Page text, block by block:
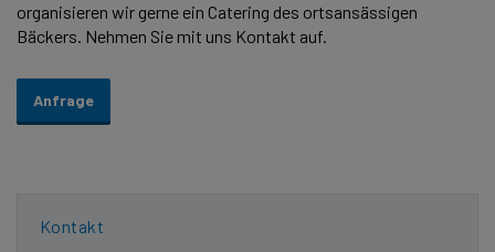
organisieren wir gerne ein Catering des ortsansässigen
Bäckers. Nehmen Sie mit uns Kontakt auf.
Anfrage
Kontakt